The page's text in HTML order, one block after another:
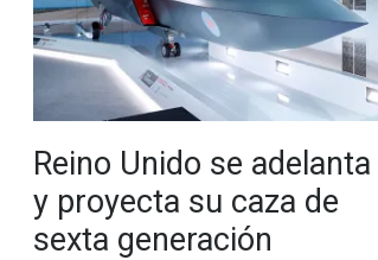
Reino Unido se adelanta
y proyecta su caza de
sexta generación